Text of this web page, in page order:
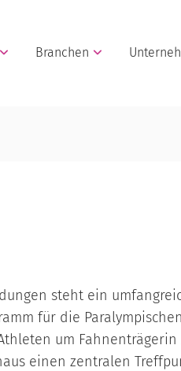
Branchen
steht ein
für die
um Fahnenträgerin
einen zentralen